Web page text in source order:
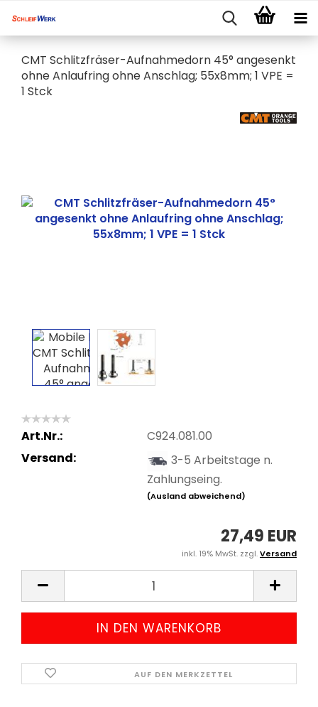
CMT Schlitzfräser-Aufnahmedorn 45° angesenkt
ohne Anlaufring ohne Anschlag; 55x8mm; 1 VPE =
1 Stck
Art.Nr.:
C924.081.00
Versand:
3-5 Arbeitstage n.
Zahlungseing.
(Ausland abweichend)
27,49 EUR
inkl. 19% MwSt. zzgl.Versand
AUF DEN MERKZETTEL